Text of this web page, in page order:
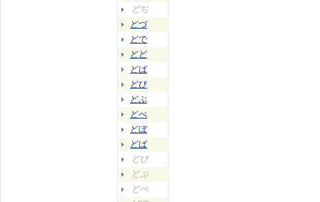
どぢ
どづ
どで
どど
どば
どび
どぶ
どべ
どぼ
どぱ
どぴ
どぷ
どぺ